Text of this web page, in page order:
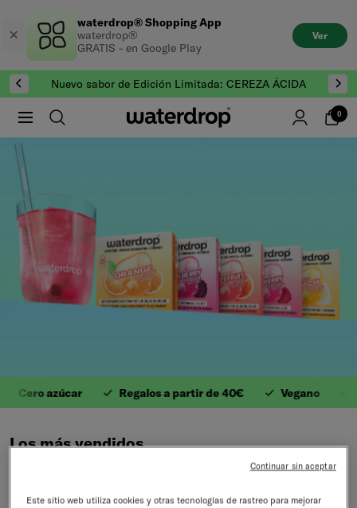
contenido
waterdrop® Shopping App
waterdrop®
GRATIS - en Google Play
Ver
Nuevo sabor de Edición Limitada: CEREZA ÁCIDA
0
1. Valiosas
Cero azúcar Regalos a partir de 40€ Vegano
Los más vendidos
Este sitio web utiliza cookies y otras tecnologías de rastreo para mejorar
Continuar sin aceptar